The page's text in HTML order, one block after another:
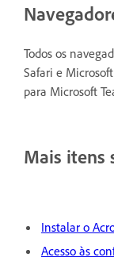
Todos os
Safari e
para Microsoft
Mais itens
Instalar o
Acesso às